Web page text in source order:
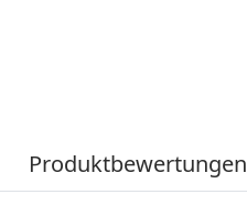
Produktbewertungen